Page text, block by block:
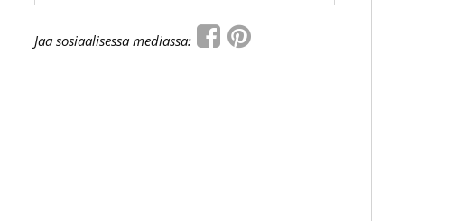
Jaa sosiaalisessa mediassa: